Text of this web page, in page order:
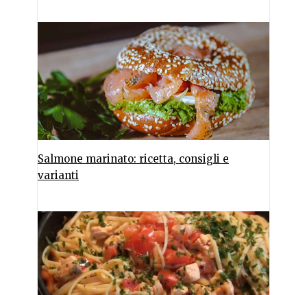
Salmone marinato: ricetta, consigli e
varianti